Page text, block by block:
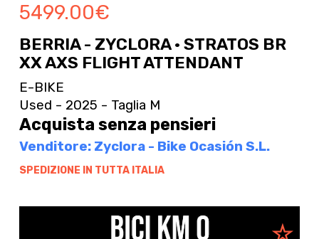
5499.00€
BERRIA - ZYCLORA · STRATOS BR
XX AXS FLIGHT ATTENDANT
E-BIKE
Used - 2025 - Taglia M
Acquista senza pensieri
Venditore: Zyclora - Bike Ocasión S.L.
SPEDIZIONE IN TUTTA ITALIA